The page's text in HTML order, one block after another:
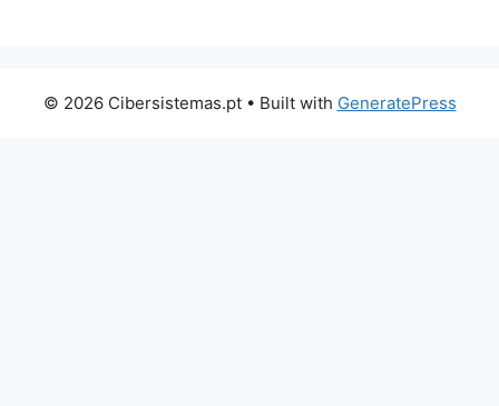
© 2026 Cibersistemas.pt• Built with GeneratePress